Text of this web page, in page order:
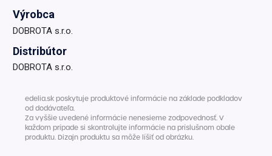
Výrobca
DOBROTA s.r.o.
Distribútor
DOBROTA s.r.o.
edelia.sk poskytuje produktové informácie na základe podkladov
od dodávateľa.
Za vyššie uvedené informácie nenesieme zodpovednosť. V
každom prípade si skontrolujte informácie na príslušnom obale
produktu. Dizajn produktu sa môže líšiť od obrázku.